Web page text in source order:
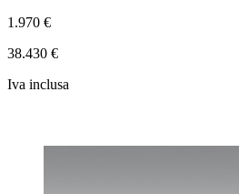
1.970 €
38.430 €
Iva inclusa